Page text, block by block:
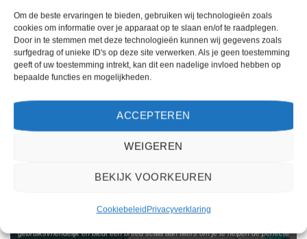
Om de beste ervaringen te bieden, gebruiken wij technologieën zoals
cookies om informatie over je apparaat op te slaan en/of te raadplegen.
Door in te stemmen met deze technologieën kunnen wij gegevens zoals
surfgedrag of unieke ID's op deze site verwerken. Als je geen toestemming
geeft of uw toestemming intrekt, kan dit een nadelige invloed hebben op
bepaalde functies en mogelijkheden.
ACCEPTEREN
WEIGEREN
BEKIJK VOORKEUREN
CookiebeleidPrivacyverklaring
WAT ZE OVER ONS ZEGGEN
gebruiksvriendelijk en biedt een breed scala aan filters om je te helpen de perfecte